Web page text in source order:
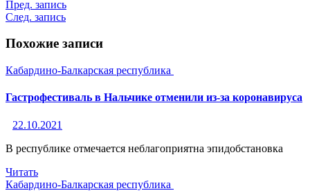
Пред. запись
След. запись
Похожие записи
Кабардино-Балкарская республика
Гастрофестиваль в Нальчике отменили из-за коронавируса
22.10.2021
В республике отмечается неблагоприятна эпидобстановка
Читать
Кабардино-Балкарская республика